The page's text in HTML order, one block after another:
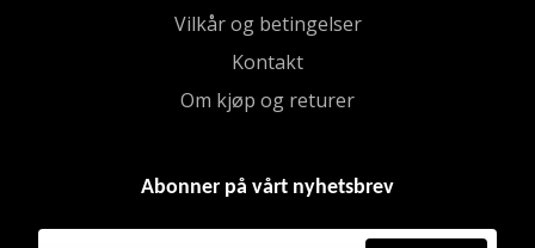
Vilkår og betingelser
Kontakt
Om kjøp og returer
Abonner på vårt nyhetsbrev